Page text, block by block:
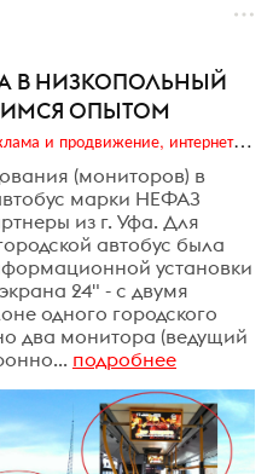
В НИЗКОПОЛЬНЫЙ
ОПЫТОМ
Digital (web-дизайн, интернет-реклама и продвижение, интернет-сообщества и блоги, интернет-коммуникации, мобильный маркетинг, реклама на цифровых экранах)
(мониторов) в
марки НЕФАЗ
из г. Уфа. Для
автобус была
установки
24" - с двумя
одного городского
два монитора (ведущий
подробнее